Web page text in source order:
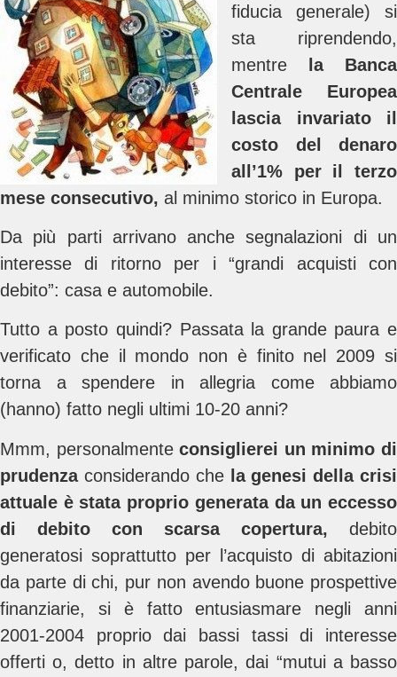
fiducia generale) si
sta riprendendo,
mentre
la Banca
Centrale Europea
lascia invariato il
costo del denaro
all’1% per il terzo
mese consecutivo, al minimo storico in Europa.
Da più parti arrivano anche segnalazioni di un
interesse di ritorno per i “grandi acquisti con
debito”: casa e automobile.
Tutto a posto quindi? Passata la grande paura e
verificato che il mondo non è finito nel 2009 si
torna a spendere in allegria come abbiamo
(hanno) fatto negli ultimi 10-20 anni?
Mmm, personalmenteconsiglierei un minimo di
prudenzaconsiderando che la genesi della crisi
attuale è stata proprio generata da un eccesso
di debito con scarsa copertura, debito
generatosi soprattutto per l’acquisto di abitazioni
da parte di chi, pur non avendo buone prospettive
finanziarie, si è fatto entusiasmare negli anni
2001-2004 proprio dai bassi tassi di interesse
offerti o, detto in altre parole, dai “mutui a basso